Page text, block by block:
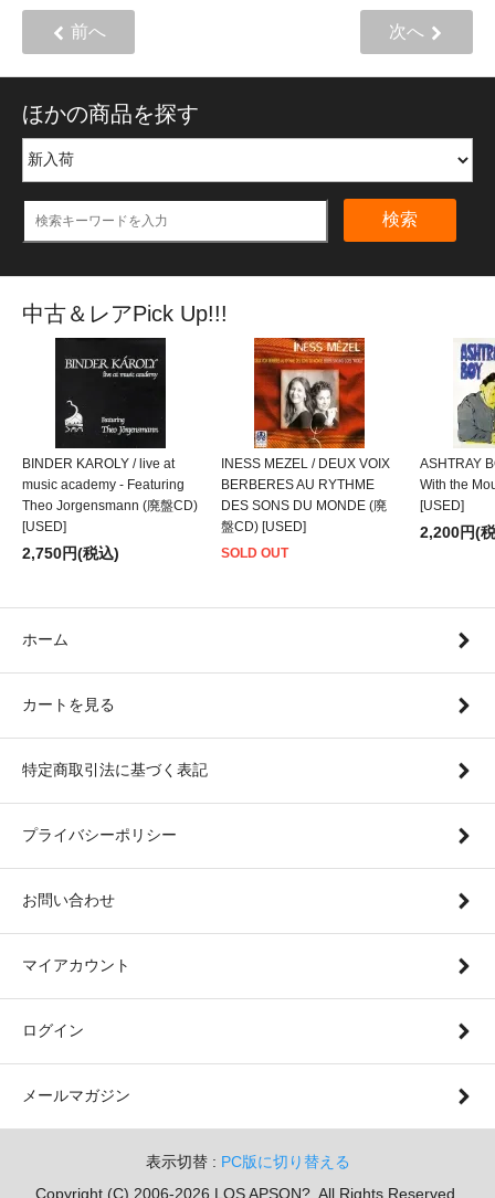
前へ 次へ
ほかの商品を探す
検索
中古＆レアPick Up!!!
BINDER KAROLY / live at
music academy - Featuring
Theo Jorgensmann (廃盤CD)
[USED]
2,750円(税込)
INESS MEZEL / DEUX VOIX
BERBERES AU RYTHME
DES SONS DU MONDE (廃
盤CD) [USED]
SOLD OUT
ASHTRAY
With the
[USED]
2,200円(
ホーム
カートを見る
特定商取引法に基づく表記
プライバシーポリシー
お問い合わせ
マイアカウント
ログイン
メールマガジン
表示切替 : PC版に切り替える
Copyright (C) 2006-2026 LOS APSON?. All Rights Reserved.